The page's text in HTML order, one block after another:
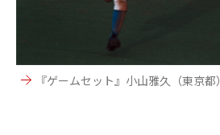
『ゲームセット』小山雅久（東京都）